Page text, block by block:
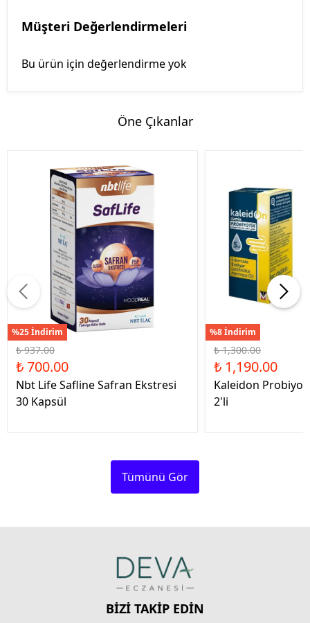
Müşteri Değerlendirmeleri
Bu ürün için değerlendirme yok
Öne Çıkanlar
%25 İndirim
₺ 937.00
₺ 700.00
Nbt Life Safline Safran Ekstresi
30 Kapsül
%8 İndirim
₺ 1,300.00
₺ 1,190.00
Kaleidon
2'li
Tümünü Gör
BİZİ TAKİP EDİN